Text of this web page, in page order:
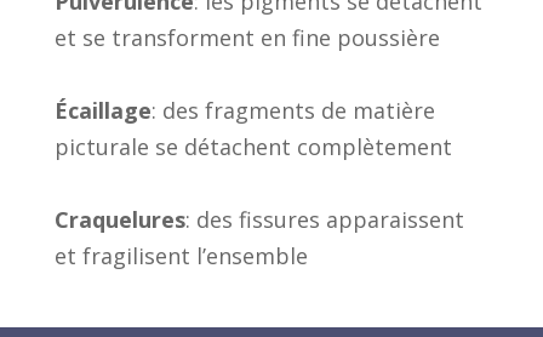
et se transforment en fine poussière
Écaillage: des fragments de matière
picturale se détachent complètement
Craquelures: des fissures apparaissent
et fragilisent l’ensemble